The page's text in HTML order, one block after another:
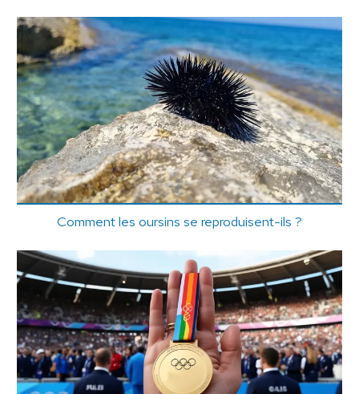
Comment les oursins se reproduisent-ils ?